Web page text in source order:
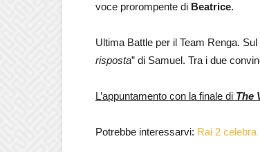
voce prorompente di Beatrice.
Ultima Battle per il Team Renga.
risposta” di Samuel. Tra i due
L’appuntamento con la finale di The
Potrebbe interessarvi: Rai 2 celebra